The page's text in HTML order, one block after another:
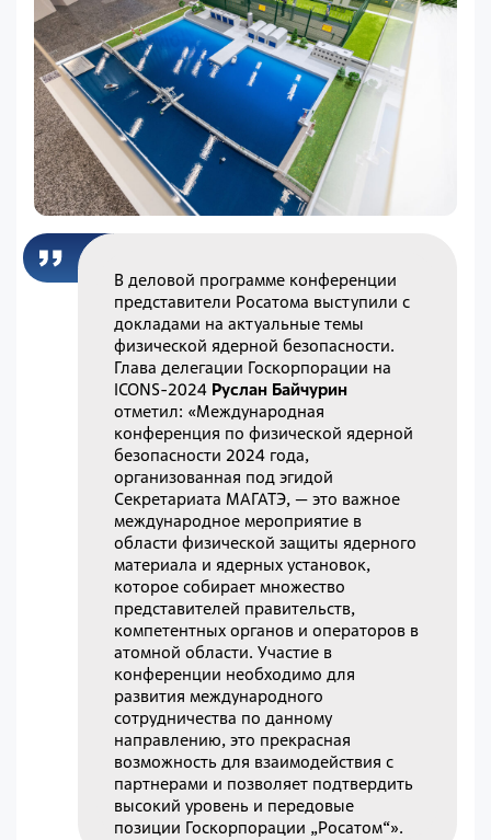
В деловой программе конференции
представители Росатома выступили с
докладами на актуальные темы
физической ядерной безопасности.
Глава делегации Госкорпорации на
ICONS-2024 Руслан Байчурин
отметил: «Международная
конференция по физической ядерной
безопасности 2024 года,
организованная под эгидой
Секретариата МАГАТЭ, — это важное
международное мероприятие в
области физической защиты ядерного
материала и ядерных установок,
которое собирает множество
представителей правительств,
компетентных органов и операторов в
атомной области. Участие в
конференции необходимо для
развития международного
сотрудничества по данному
направлению, это прекрасная
возможность для взаимодействия с
партнерами и позволяет подтвердить
высокий уровень и передовые
позиции Госкорпорации „Росатом“».